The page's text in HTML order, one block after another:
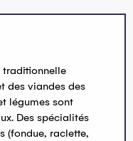
traditionnelle
des viandes des
légumes sont
Des spécialités
(fondue, raclette,